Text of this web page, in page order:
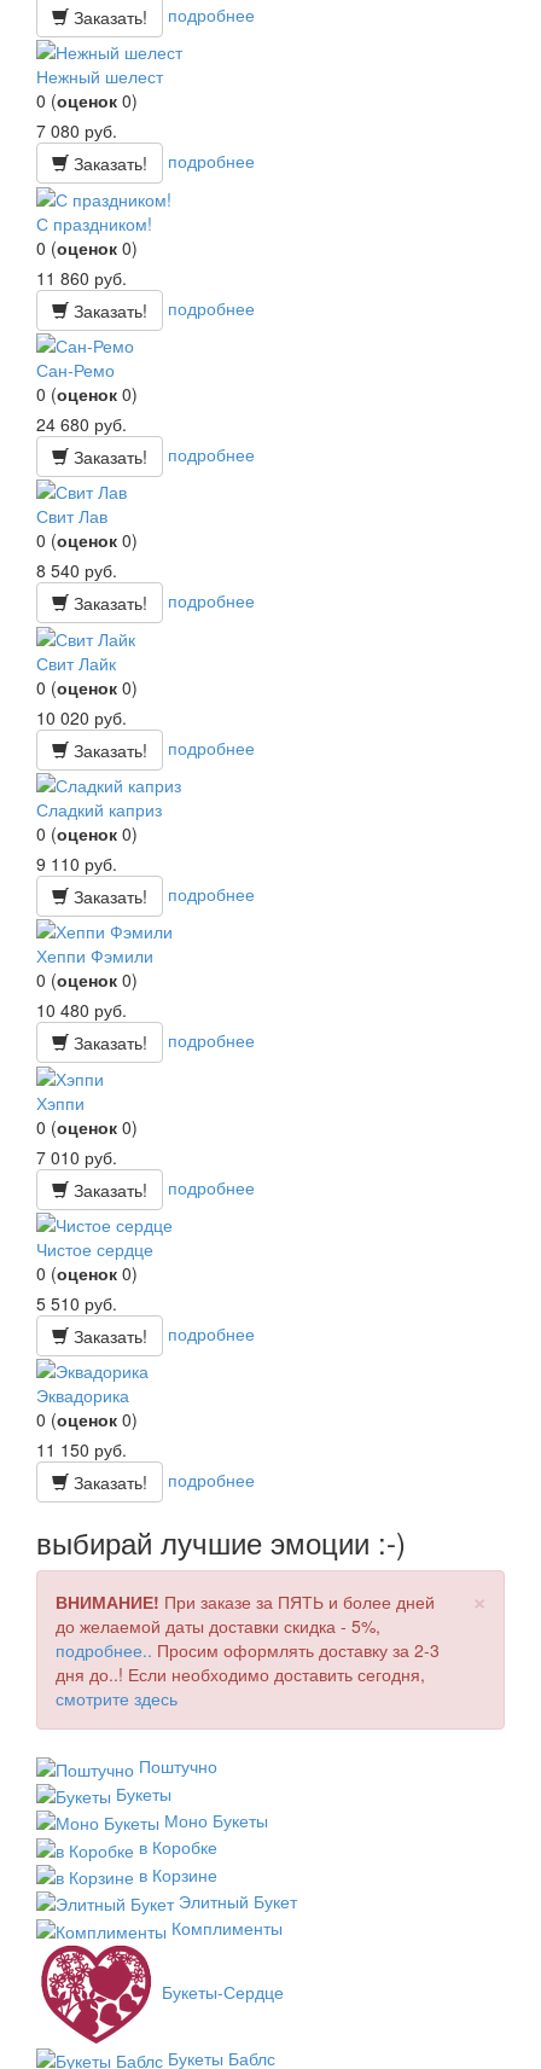
Заказать!
подробнее
Нежный шелест
0 (оценок 0)
7 080 руб.
Заказать!
подробнее
С праздником!
0 (оценок 0)
11 860 руб.
Заказать!
подробнее
Сан-Ремо
0 (оценок 0)
24 680 руб.
Заказать!
подробнее
Свит Лав
0 (оценок 0)
8 540 руб.
Заказать!
подробнее
Свит Лайк
0 (оценок 0)
10 020 руб.
Заказать!
подробнее
Сладкий каприз
0 (оценок 0)
9 110 руб.
Заказать!
подробнее
Хеппи Фэмили
0 (оценок 0)
10 480 руб.
Заказать!
подробнее
Хэппи
0 (оценок 0)
7 010 руб.
Заказать!
подробнее
Чистое сердце
0 (оценок 0)
5 510 руб.
Заказать!
подробнее
Эквадорика
0 (оценок 0)
11 150 руб.
Заказать!
подробнее
выбирай лучшие эмоции :-)
×
ВНИМАНИЕ! При заказе за ПЯТЬ и более дней
до желаемой даты доставки скидка - 5%,
подробнее.. Просим оформлять доставку за 2-3
дня до..! Если необходимо доставить сегодня,
смотрите здесь
Поштучно
Букеты
Моно Букеты
в Коробке
в Корзине
Элитный Букет
Комплименты
Букеты-Сердце
Букеты Баблс